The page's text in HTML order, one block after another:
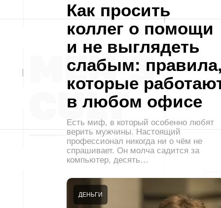
Как просить
коллег о помощи
и не выглядеть
слабым:
которые
в любом офисе
Есть миф, в который особенно любят
верить мужчины. Настоящий
профессионал никогда ни о чём не
спрашивает. Он молча садится за
компьютер, десять…
ДЕНЬГИ